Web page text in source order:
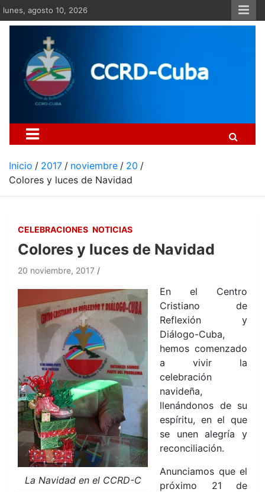
Saltar
al
lunes, agosto 10, 2026
Inicio 2017 noviembre
20
Colores y luces de Navidad
CELEBRACIONES NOTICIAS
Colores y luces de Navidad
20 noviembre, 2017
La Navidad en el CCRD-C
En el Centro
Cristiano de
Reflexión y
Diálogo-Cuba,
hemos comenzado
a vivir la
celebración
navideña,
llenándonos de su
espíritu, en el que
se unen alegría y
reconciliación.
Anunciamos que el
próximo 21 de